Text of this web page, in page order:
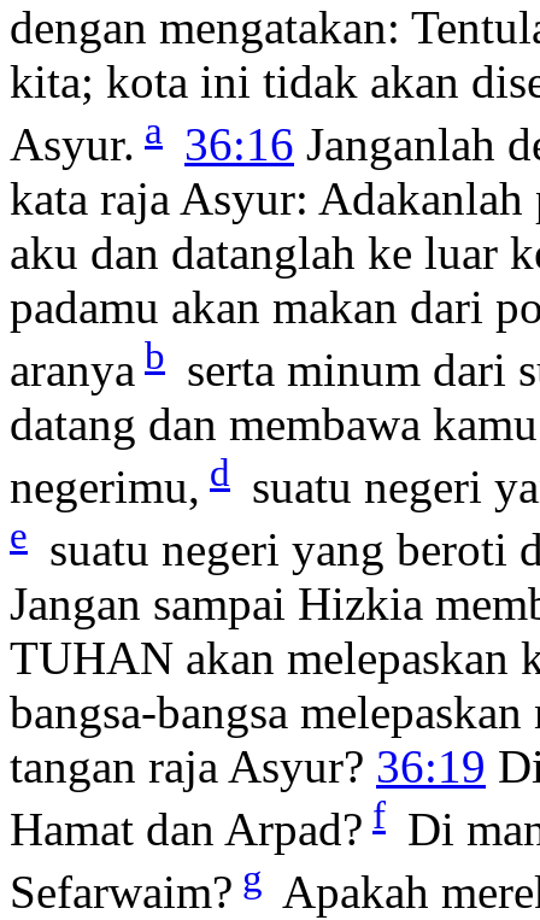
dengan mengatakan:
kita; kota ini tidak akan
Asyur. a 36:16 Janganlah
kata raja Asyur: Adakanlah
aku dan datanglah ke luar
padamu akan makan dari
aranya b serta minum dari
datang dan membawa
negerimu, d suatu negeri
e suatu negeri yang beroti
Jangan sampai Hizkia
TUHAN akan melepaskan
bangsa-bangsa
tangan raja Asyur? 36:19
Hamat dan Arpad? f Di
Sefarwaim? g Apakah